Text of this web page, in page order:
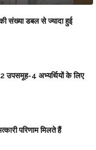
संख्या डबल से ज्यादा हुई
4 अभ्यर्थियों के लिए
परिणाम मिलते हैं